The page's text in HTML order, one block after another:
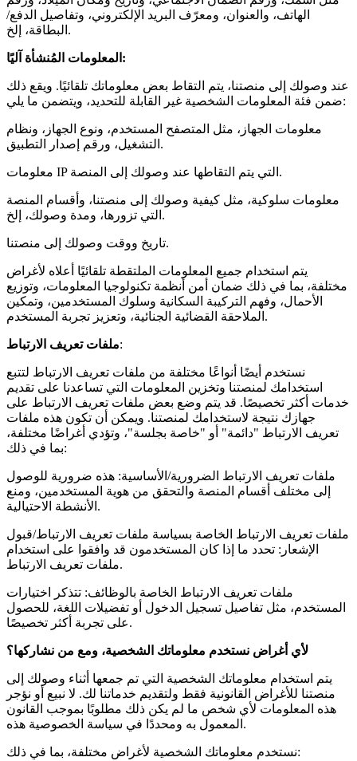
الهاتف، والعنوان، ومعرّف البريد الإلكتروني، وتفاصيل الدفع/
البطاقة، إلخ.
المعلومات المُنشأة آليًا:
عند وصولك إلى منصتنا، يتم التقاط بعض معلوماتك تلقائيًا. ويقع ذلك
ضمن فئة المعلومات الشخصية غير القابلة للتحديد، ويتضمن ما يلي:
معلومات الجهاز، مثل المتصفح المستخدم، ونوع الجهاز، ونظام
التشغيل، ورقم إصدار التطبيق.
معلومات IP التي يتم التقاطها عند وصولك إلى المنصة.
معلومات سلوكية، مثل كيفية وصولك إلى منصتنا، وأقسام المنصة
التي تزورها، ومدة وصولك، إلخ.
تاريخ ووقت وصولك إلى منصتنا.
يتم استخدام جميع المعلومات الملتقطة تلقائيًا أعلاه لأغراض
مختلفة، بما في ذلك ضمان أمن أنظمة تكنولوجيا المعلومات، وتوزيع
الأحمال، وفهم التركيبة السكانية وسلوك المستخدمين، وتمكين
الملاحقة القضائية الجنائية، وتعزيز تجربة المستخدم.
ملفات تعريف الارتباط:
نستخدم أيضًا أنواعًا مختلفة من ملفات تعريف الارتباط لتتبع
استخدامك لمنصتنا وتخزين المعلومات التي تساعدنا على تقديم
خدمات أكثر تخصيصًا. قد يتم وضع بعض ملفات تعريف الارتباط على
جهازك نتيجة لاستخدامك لمنصتنا. ويمكن أن تكون هذه ملفات
تعريف الارتباط "دائمة" أو "خاصة بجلسة"، وتؤدي أغراضًا مختلفة،
بما في ذلك:
ملفات تعريف الارتباط الضرورية/الأساسية: هذه ضرورية للوصول
إلى مختلف أقسام المنصة والتحقق من هوية المستخدمين، ومنع
الأنشطة الاحتيالية.
ملفات تعريف الارتباط الخاصة بسياسة ملفات تعريف الارتباط/قبول
الإشعار: تحدد ما إذا كان المستخدمون قد وافقوا على استخدام
ملفات تعريف الارتباط.
ملفات تعريف الارتباط الخاصة بالوظائف: تتذكر اختيارات
المستخدم، مثل تفاصيل تسجيل الدخول أو تفضيلات اللغة، للحصول
على تجربة أكثر تخصيصًا.
لأي أغراض نستخدم معلوماتك الشخصية، ومع من نشاركها؟
يتم استخدام معلوماتك الشخصية التي تم جمعها أثناء وصولك إلى
منصتنا للأغراض القانونية فقط ولتقديم خدماتنا لك. لا نبيع أو نؤجر
هذه المعلومات لأي شخص ما لم يكن ذلك مطلوبًا بموجب القانون
المعمول به ومحددًا في سياسة الخصوصية هذه.
نستخدم معلوماتك الشخصية لأغراض مختلفة، بما في ذلك: